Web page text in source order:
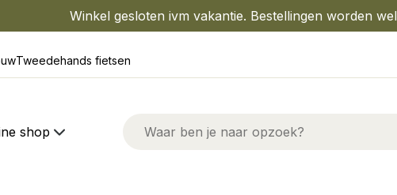
Winkel gesloten ivm vakantie. Bestellingen worden
Tweedehands fietsen
shop